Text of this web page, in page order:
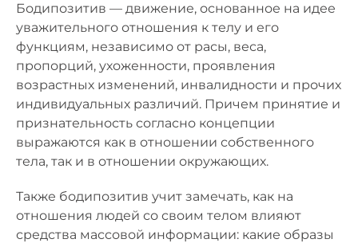
Бодипозитив — движение, основанное на идее
уважительного отношения к телу и его
функциям, независимо от расы, веса,
пропорций, ухоженности, проявления
возрастных изменений, инвалидности и прочих
индивидуальных различий. Причем принятие и
признательность согласно концепции
выражаются как в отношении собственного
тела, так и в отношении окружающих.
Также бодипозитив учит замечать, как на
отношения людей со своим телом влияют
средства массовой информации: какие образы